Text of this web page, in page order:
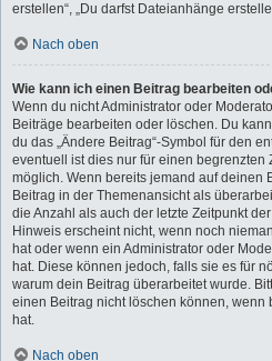
erstellen“, „Du darfst Dateianhänge
Nach oben
Wie kann ich einen Beitrag bearbeiten
Wenn du nicht Administrator oder
Beiträge bearbeiten oder löschen. Du
du das „Ändere Beitrag“-Symbol für den
eventuell ist dies nur für einen begrenzten
möglich. Wenn bereits jemand auf deinen
Beitrag in der Themenansicht als
die Anzahl als auch der letzte Zeitpunkt
Hinweis erscheint nicht, wenn noch
hat oder wenn ein Administrator oder
hat. Diese können jedoch, falls sie es für
warum dein Beitrag überarbeitet wurde.
einen Beitrag nicht löschen können, wenn
hat.
Nach oben